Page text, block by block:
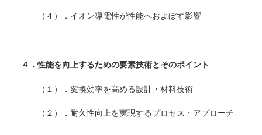
（４）．イオン導電性が性能へおよぼす影響
４．性能を向上するための要素技術とそのポイント
（１）．変換効率を高める設計・材料技術
（２）．耐久性向上を実現するプロセス・アプローチ